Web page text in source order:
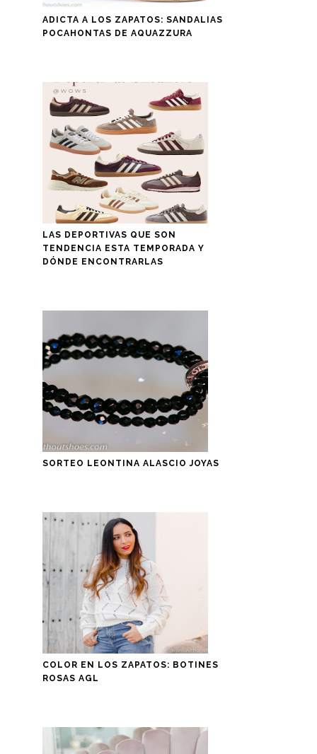
ADICTA A LOS ZAPATOS: SANDALIAS
POCAHONTAS DE AQUAZZURA
LAS DEPORTIVAS QUE SON
TENDENCIA ESTA TEMPORADA Y
DÓNDE ENCONTRARLAS
SORTEO LEONTINA ALASCIO JOYAS
COLOR EN LOS ZAPATOS: BOTINES
ROSAS AGL